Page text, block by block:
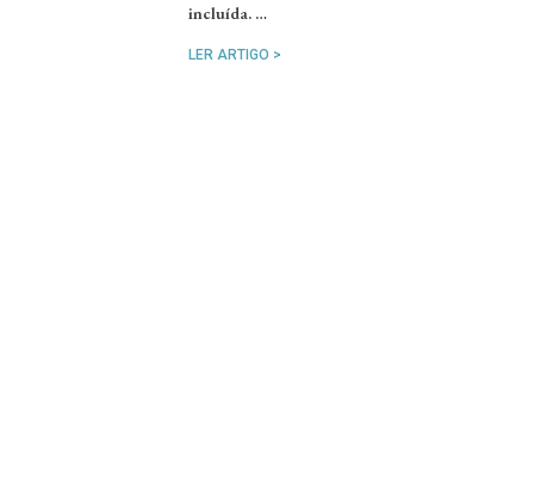
incluída. …
LER ARTIGO >